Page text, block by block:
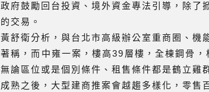
政府鼓勵回台投資、境外資金專法引導，除了
的交易。
黃舒衛分析，與台北市高級辦公室重商圈、機
著稱，而中雍一案，樓高39層樓，全棟鋼骨
無論區位或是個別條件、租售條件都是鶴立雞
成熟之後，大型建商推案會越趨多樣化，零售